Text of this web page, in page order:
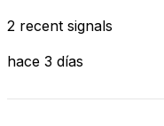
2 recent signals
hace 3 días